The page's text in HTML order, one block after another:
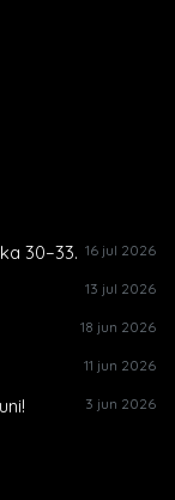
30–33. 16 jul 2026
13 jul 2026
18 jun 2026
11 jun 2026
3 jun 2026